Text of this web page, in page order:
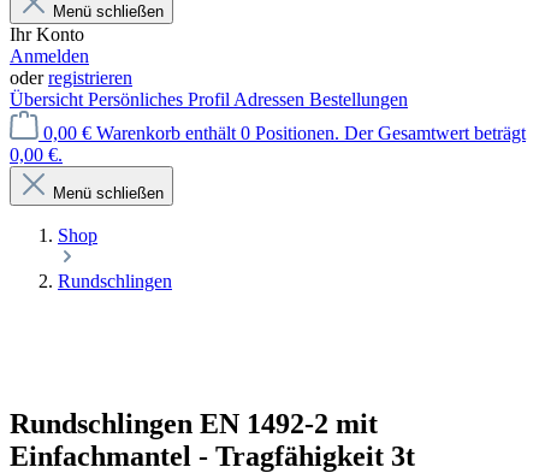
Menü schließen
Ihr Konto
Anmelden
oderregistrieren
Übersicht Persönliches Profil Adressen Bestellungen
0,00 € Warenkorb enthält 0 Positionen. Der Gesamtwert beträgt
0,00 €.
Menü schließen
Shop
Rundschlingen
Rundschlingen EN 1492-2 mit
Einfachmantel - Tragfähigkeit 3t